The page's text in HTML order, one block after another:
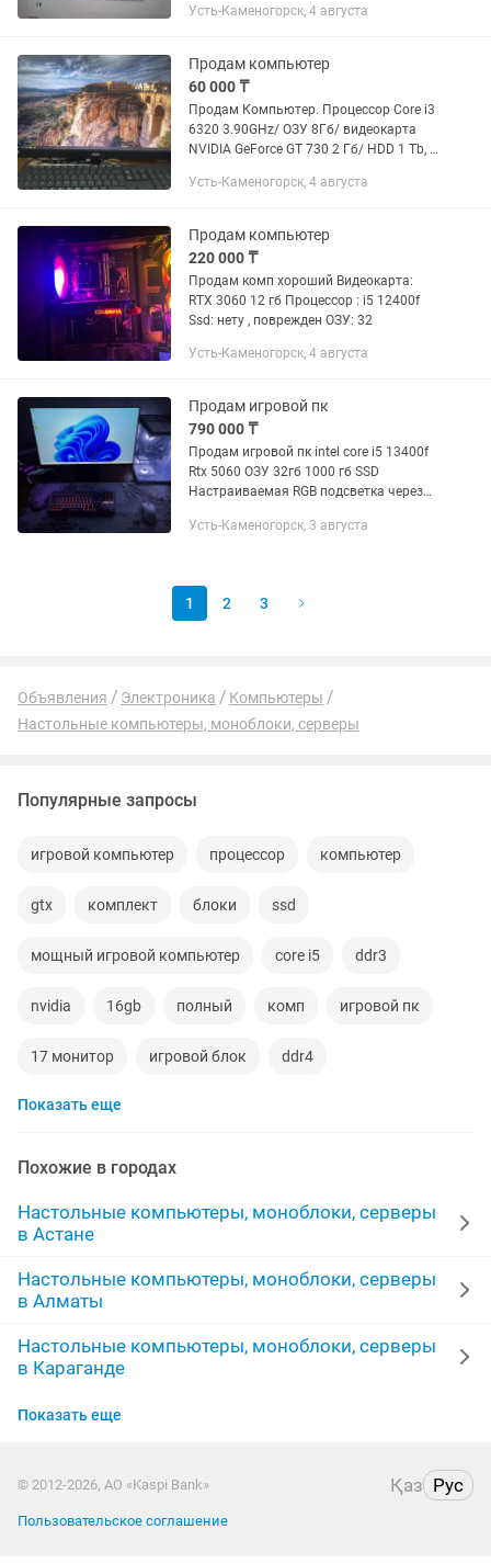
Монитор фирменный XIAOMI 180ГЦ
Усть-Каменогорск, 4 августа
Продам компьютер
60 000 ₸
Продам Компьютер. Процессор Core i3
6320 3.90GHz/ ОЗУ 8Гб/ видеокарта
NVIDIA GeForce GT 730 2 Гб/ HDD 1 Tb, в
Усть-Каменогорск, 4 августа
Продам компьютер
220 000 ₸
Продам комп хороший Видеокарта:
RTX 3060 12 гб Процессор : i5 12400f
Ssd: нету , поврежден ОЗУ: 32
Усть-Каменогорск, 4 августа
Продам игровой пк
790 000 ₸
Продам игровой пк intel core i5 13400f
Rtx 5060 ОЗУ 32гб 1000 гб SSD
Настраиваемая RGB подсветка через
настройка цвета Пользовался месяц-
Усть-Каменогорск, 3 августа
1 2 3
Объявления Электроника
Компьютеры
Настольные компьютеры, моноблоки, серверы
Популярные запросы
игровой компьютер процессор компьютер
gtx комплект блоки ssd
мощный игровой компьютер core i5 ddr3
nvidia 16gb полный комп игровой пк
17 монитор игровой блок ddr4
комплект компьютера
комплект пк игровой пк блок пк компьютер
работа для по
бу компьютеры игра пк
игровая клавиатура
Показать еще
Похожие в городах
Настольные компьютеры, моноблоки, серверы
в Астане
Настольные компьютеры, моноблоки, серверы
в Алматы
Настольные компьютеры, моноблоки, серверы
в Караганде
Настольные компьютеры, моноблоки, серверы
Настольные компьютеры, моноблоки, серверы
Показать еще
© 2012-2026, АО «Kaspi Bank» Қаз Рус
Пользовательское соглашение